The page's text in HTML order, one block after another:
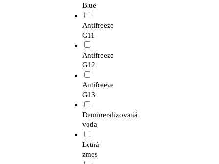
Blue
Antifreeze
G11
Antifreeze
G12
Antifreeze
G13
Demineralizovaná
voda
Letná
zmes